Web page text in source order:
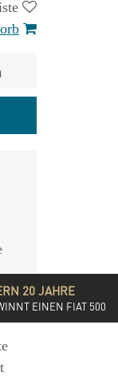
20 JAHRE
EINEN FIAT 500